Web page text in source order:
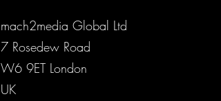
mach2media Global Ltd
7 Rosedew Road
W6 9ET London
UK